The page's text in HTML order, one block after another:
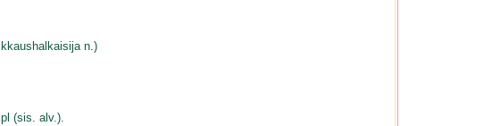
n.)
(sis. alv.).